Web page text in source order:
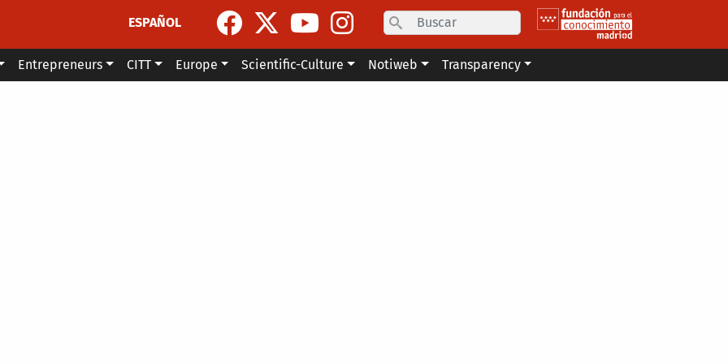
ESPAÑOL
Search
Entrepreneurs CITT Europe Scientific-Culture Notiweb Transparency